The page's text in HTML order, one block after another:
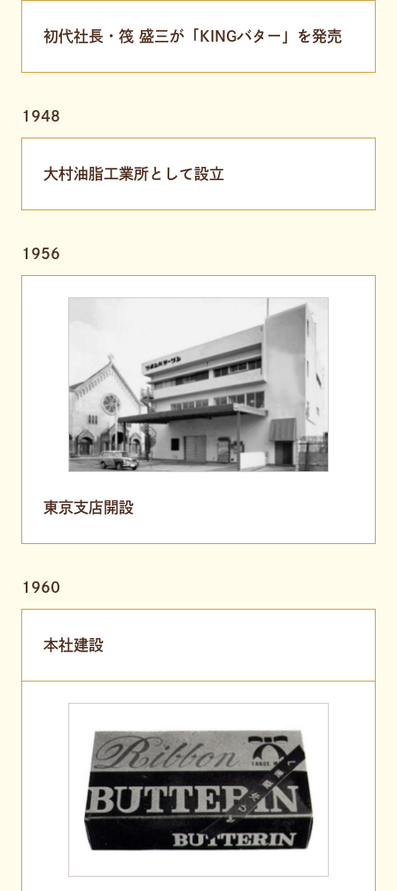
初代社長・筏 盛三が「KINGバター」を発売
1948
大村油脂工業所として設立
1956
東京支店開設
1960
本社建設